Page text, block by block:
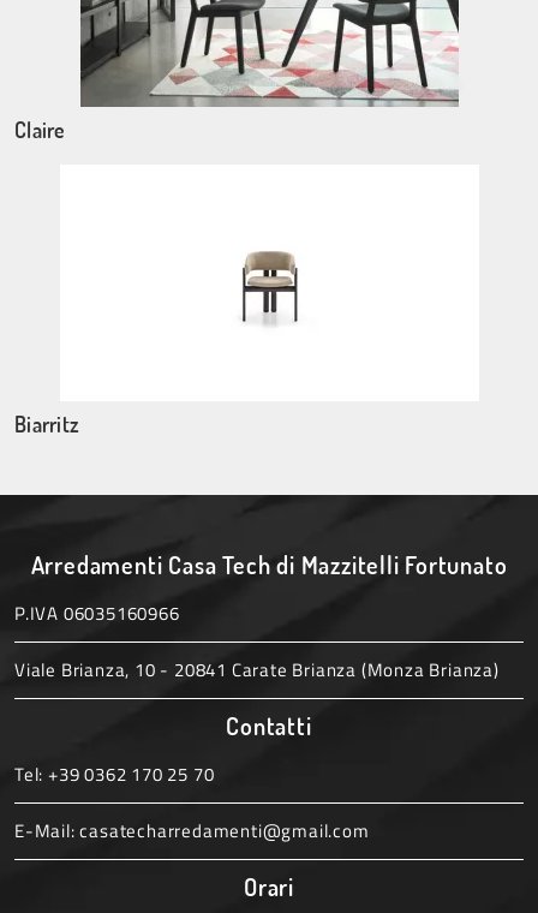
Claire
Biarritz
Arredamenti Casa Tech di Mazzitelli Fortunato
P.IVA 06035160966
Viale Brianza, 10 - 20841 Carate Brianza (Monza Brianza)
Contatti
Tel: +39 0362 170 25 70
E-Mail:casatecharredamenti@gmail.com
Orari